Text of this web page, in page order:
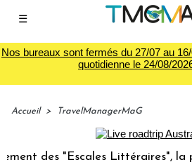
☰
Nos bureaux sont fermés du 27/07 au
quotidienne le 24/08/
Accueil > TravelManagerMaG
"Escales Littéraires", la